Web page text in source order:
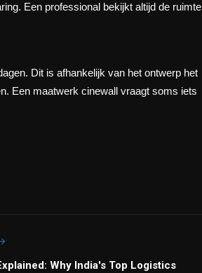
Een professional bekijkt altijd de ruimte
Dit is afhankelijk van het ontwerp het
Een maatwerk cinewall vraagt soms iets
Why India's Top Logistics